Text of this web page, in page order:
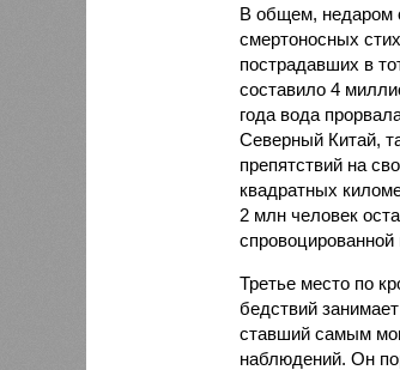
В общем, недаром
смертоносных
пострадавших в
составило 4
года вода
Северный Китай,
препятствий на
квадратных
2 млн человек
Третье место по
бедствий
ставший самым
наблюдений. Он